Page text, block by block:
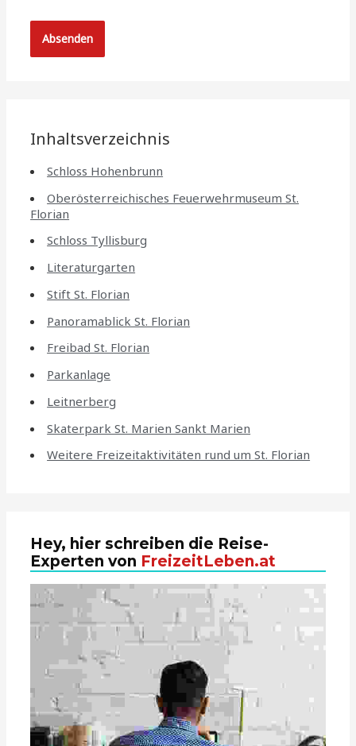
Inhaltsverzeichnis
Schloss Hohenbrunn
Oberösterreichisches Feuerwehrmuseum St.
Florian
Schloss Tyllisburg
Literaturgarten
Stift St. Florian
Panoramablick St. Florian
Freibad St. Florian
Parkanlage
Leitnerberg
Skaterpark St. Marien Sankt Marien
Weitere Freizeitaktivitäten rund um St. Florian
Hey, hier schreiben die Reise-
Experten von FreizeitLeben.at